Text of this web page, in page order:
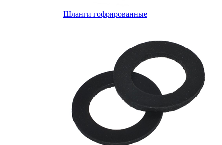
Шланги гофрированные